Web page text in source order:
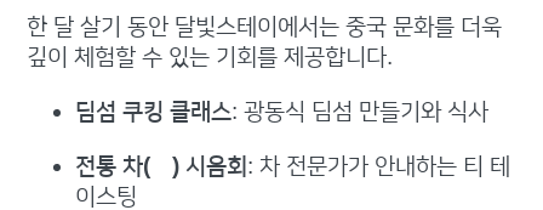
한 달 살기 동안 달빛스테이에서는 중국 문화를 더욱
깊이 체험할 수 있는 기회를 제공합니다.
딤섬 쿠킹 클래스: 광동식 딤섬 만들기와 식사
전통 차(茶) 시음회 : 차 전문가가 안내하는 티 테
이스팅